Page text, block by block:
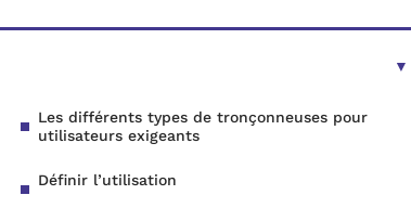
Les différents types de tronçonneuses pour
utilisateurs exigeants
Définir l’utilisation